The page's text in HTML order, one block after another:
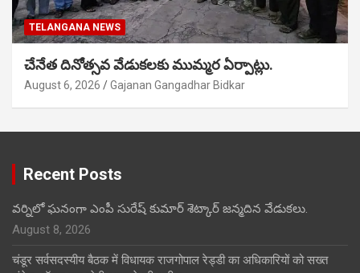
TELANGANA NEWS
చేనేత దినోత్సవ వేడుకలకు ముమ్మర ఏర్పాట్లు.
August 6, 2026 Gajanan Gangadhar Bidkar
Recent Posts
వర్నిలో ఘనంగా ఎంపీ సురేష్ కుమార్ శెట్కార్ జన్మదిన వేడుకలు.
August 8, 2026
चंडूर सर्वसदस्यीय बैठक में विधायक राजगोपाल रेड्डी का अधिकारियों को सख्त